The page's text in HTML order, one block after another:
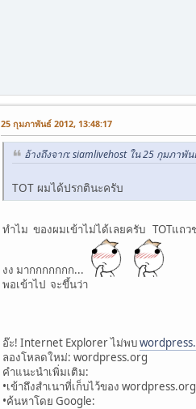
25 กุมภาพันธ์ 2012, 13:48:17
อ้างถึงจาก: siamlivehost ใน 25 กุมภาพั
TOT ผมได้ปรกตินะครับ
ทำไม ของผมเข้าไม่ได้เลยครับ TOTแถ
งง มากกกกกกก...
พอเข้าไป จะขึ้นว่า
อ๊ะ! Internet Explorer ไม่พบ
ลองโหลดใหม่: wordpress.­org
คำแนะนำเพิ่มเติม:
•เข้าถึงสำเนาที่เก็บไว้ของ wordpress.­org
•ค้นหาโดย Google: